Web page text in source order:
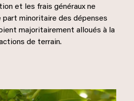
et les frais généraux ne
part minoritaire des dépenses
majoritairement alloués à la
de terrain.